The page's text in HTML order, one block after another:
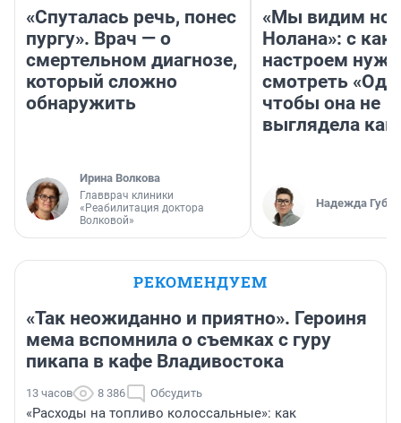
«Спуталась речь, понес
пургу». Врач — о
смертельном диагнозе,
который сложно
обнаружить
Ирина Волкова
Главврач клиники
«Реабилитация доктора
Волковой»
«Мы видим
Нолана»: с
настроем
смотреть
чтобы она не
выглядела как
Надежда
РЕКОМЕНДУЕМ
«Так неожиданно и приятно». Героиня
мема вспомнила о съемках с гуру
пикапа в кафе Владивостока
13 часов 8 386 Обсудить
«Расходы на топливо колоссальные»: как